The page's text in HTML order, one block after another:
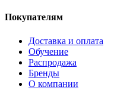
Покупателям
Доставка и оплата
Обучение
Распродажа
Бренды
О компании